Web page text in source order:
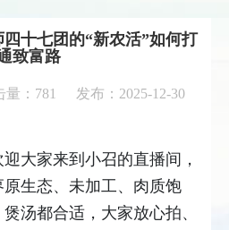
十七团的“新农活”如何打
致富路
： 781
发布：2025-12-30
大家来到小召的直播间，
生态、未加工、肉质饱
汤都合适，大家放心拍、